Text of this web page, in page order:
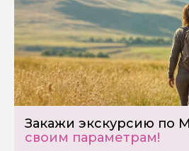
Закажи экскурсию по
своим параметрам!
Задайте свой вопрос гиду